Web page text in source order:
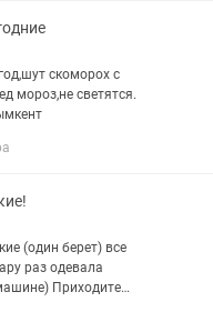
скоморох с
мороз,не светятся.
(один берет) все
раз одевала
Приходите